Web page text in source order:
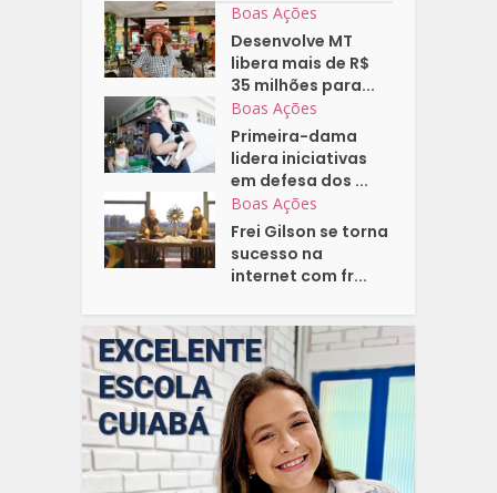
Boas Ações
Desenvolve MT
libera mais de R$
35 milhões para...
Boas Ações
Primeira-dama
lidera iniciativas
em defesa dos ...
Boas Ações
Frei Gilson se torna
sucesso na
internet com fr...